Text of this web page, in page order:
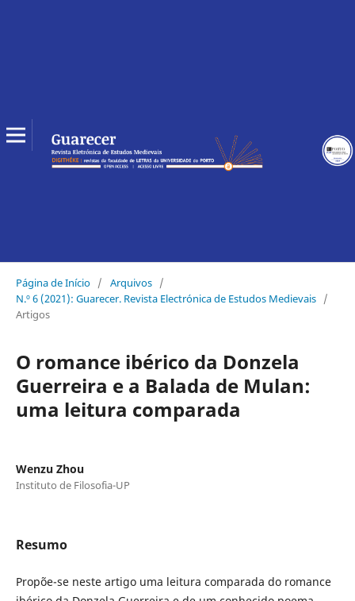
Página de Início / Arquivos /
N.º 6 (2021): Guarecer. Revista Electrónica de Estudos Medievais /
Artigos
O romance ibérico da Donzela
Guerreira e a Balada de Mulan:
uma leitura comparada
Wenzu Zhou
Instituto de Filosofia-UP
Resumo
Propõe-se neste artigo uma leitura comparada do romance